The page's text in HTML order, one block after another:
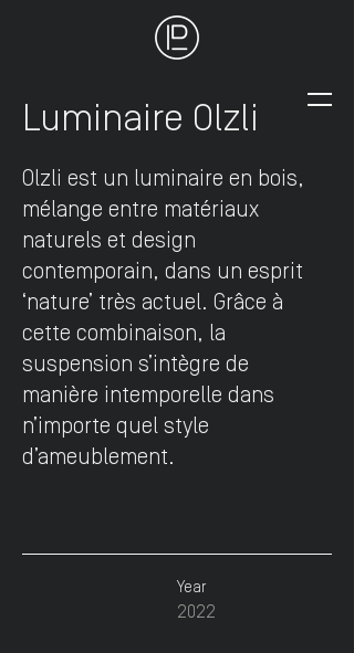
Luminaire Olzli
Olzli est un luminaire en bois,
mélange entre matériaux
naturels et design
contemporain, dans un esprit
‘nature’ très actuel. Grâce à
cette combinaison, la
suspension s’intègre de
manière intemporelle dans
n’importe quel style
d’ameublement.
Year
2022